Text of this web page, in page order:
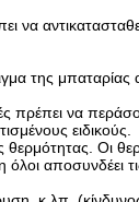
της μπαταρίας
να
ειδικούς.
Οι
αποσυνδέει